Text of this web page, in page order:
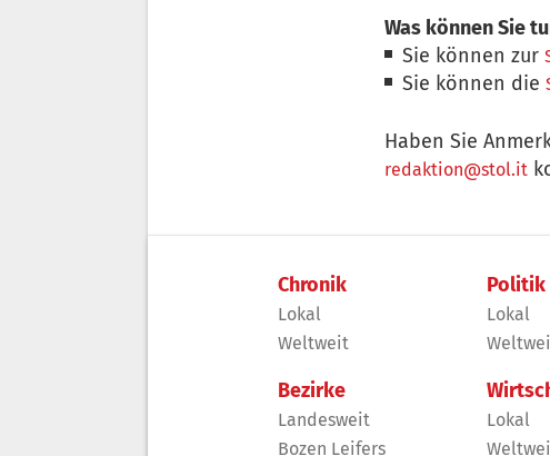
Was können Sie
Sie können zur
Sie können die
Haben Sie
redaktion@stol.it
Chronik
Lokal
Weltweit
Bezirke
Landesweit
Bozen Leifers
Politik
Lokal
Lokal